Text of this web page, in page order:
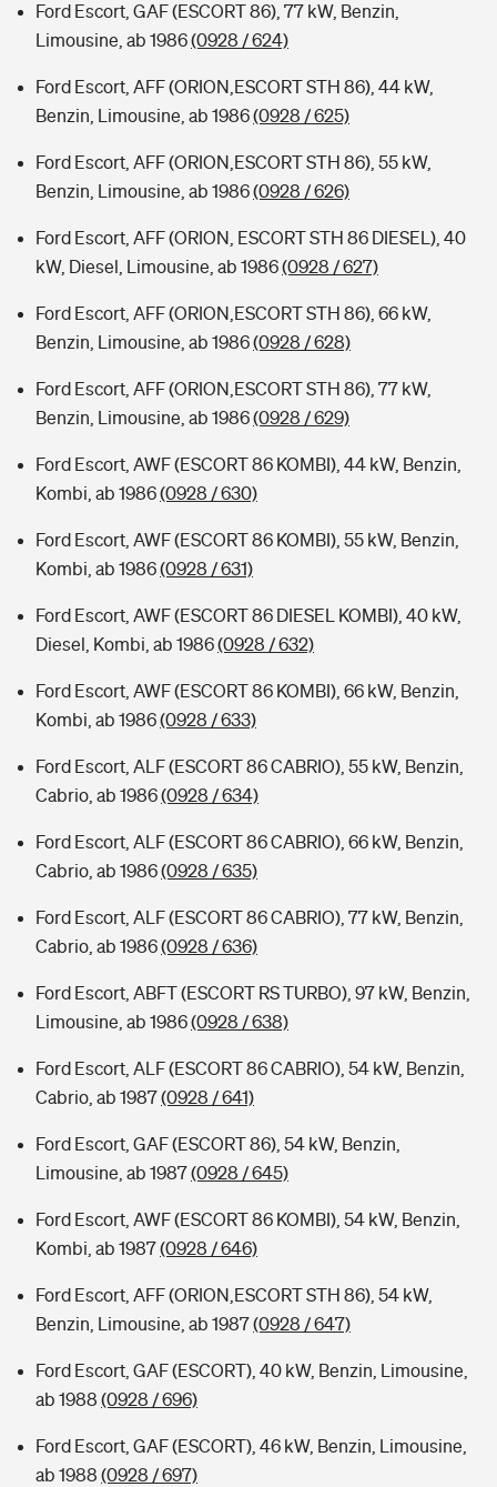
Ford Escort, GAF (ESCORT 86), 77 kW, Benzin,
Limousine, ab 1986(0928 / 624)
Ford Escort, AFF (ORION,ESCORT STH 86), 44 kW,
Benzin, Limousine, ab 1986(0928 / 625)
Ford Escort, AFF (ORION,ESCORT STH 86), 55 kW,
Benzin, Limousine, ab 1986(0928 / 626)
Ford Escort, AFF (ORION, ESCORT STH 86 DIESEL), 40
kW, Diesel, Limousine, ab 1986(0928 / 627)
Ford Escort, AFF (ORION,ESCORT STH 86), 66 kW,
Benzin, Limousine, ab 1986(0928 / 628)
Ford Escort, AFF (ORION,ESCORT STH 86), 77 kW,
Benzin, Limousine, ab 1986(0928 / 629)
Ford Escort, AWF (ESCORT 86 KOMBI), 44 kW, Benzin,
Kombi, ab 1986(0928 / 630)
Ford Escort, AWF (ESCORT 86 KOMBI), 55 kW, Benzin,
Kombi, ab 1986(0928 / 631)
Ford Escort, AWF (ESCORT 86 DIESEL KOMBI), 40 kW,
Diesel, Kombi, ab 1986(0928 / 632)
Ford Escort, AWF (ESCORT 86 KOMBI), 66 kW, Benzin,
Kombi, ab 1986(0928 / 633)
Ford Escort, ALF (ESCORT 86 CABRIO), 55 kW, Benzin,
Cabrio, ab 1986(0928 / 634)
Ford Escort, ALF (ESCORT 86 CABRIO), 66 kW, Benzin,
Cabrio, ab 1986(0928 / 635)
Ford Escort, ALF (ESCORT 86 CABRIO), 77 kW, Benzin,
Cabrio, ab 1986(0928 / 636)
Ford Escort, ABFT (ESCORT RS TURBO), 97 kW, Benzin,
Limousine, ab 1986(0928 / 638)
Ford Escort, ALF (ESCORT 86 CABRIO), 54 kW, Benzin,
Cabrio, ab 1987(0928 / 641)
Ford Escort, GAF (ESCORT 86), 54 kW, Benzin,
Limousine, ab 1987(0928 / 645)
Ford Escort, AWF (ESCORT 86 KOMBI), 54 kW, Benzin,
Kombi, ab 1987(0928 / 646)
Ford Escort, AFF (ORION,ESCORT STH 86), 54 kW,
Benzin, Limousine, ab 1987(0928 / 647)
Ford Escort, GAF (ESCORT), 40 kW, Benzin, Limousine,
ab 1988 (0928 / 696)
Ford Escort, GAF (ESCORT), 46 kW, Benzin, Limousine,
ab 1988 (0928 / 697)